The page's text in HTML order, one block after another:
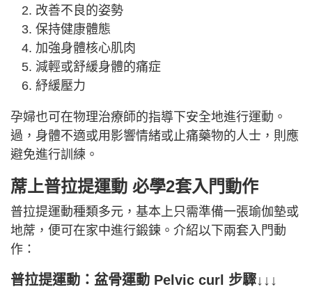
改善不良的姿勢
保持健康體態
加強身體核心肌肉
減輕或舒緩身體的痛症
紓緩壓力
孕婦也可在物理治療師的指導下安全地進行運動。
過，身體不適或用影響情緒或止痛藥物的人士，則應
避免進行訓練。
蓆上普拉提運動 必學2套入門動作
普拉提運動種類多元，基本上只需準備一張瑜伽墊或
地蓆，便可在家中進行鍛鍊。介紹以下兩套入門動
作：
普拉提運動： 盆骨運動 Pelvic curl 步驟↓↓↓